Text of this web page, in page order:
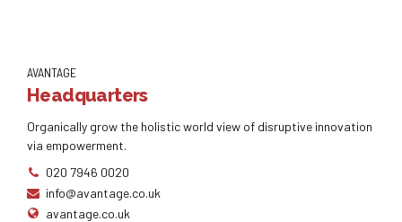
AVANTAGE
Headquarters
Organically grow the holistic world view of disruptive innovation
via empowerment.
020 7946 0020
info@avantage.co.uk
avantage.co.uk